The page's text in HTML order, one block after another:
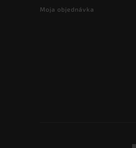
Moja objednávka